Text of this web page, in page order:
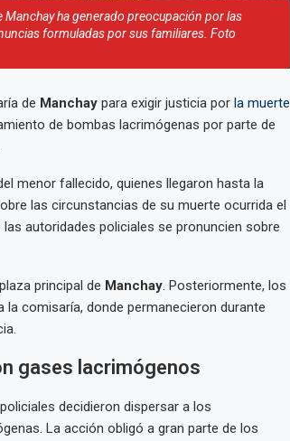
ha generado preocupación por las
formuladas por sus familiares. Foto
de Manchaypara exigir justicia porla muerte
de bombas lacrimógenas por parte de
menor fallecido, quienes llegaron hasta la
las circunstancias de su muerte ocurrida el
autoridades policiales se pronuncien sobre
principal de Manchay. Posteriormente, los
comisaría, donde permanecieron durante
gases lacrimógenos
decidieron dispersar a los
La acción obligó a gran parte de los